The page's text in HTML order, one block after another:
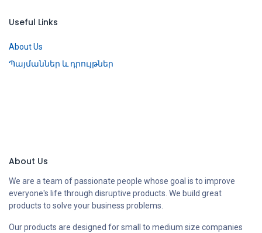
Useful Links
About Us
Պայմաններ և դրույթներ
About Us
We are a team of passionate people whose goal is to improve
everyone's life through disruptive products. We build great
products to solve your business problems.
Our products are designed for small to medium size companies